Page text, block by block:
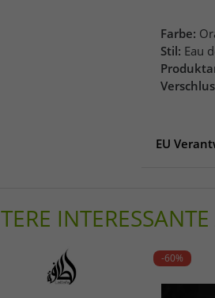
Farbe:
Stil: Eau
EU
05515
Polen
Telefon:
-60%